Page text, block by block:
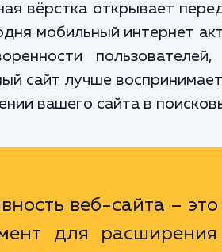
вёрстка открывает
мобильный интернет
сайт лучше
вашего сайта в
веб-сайта –
для